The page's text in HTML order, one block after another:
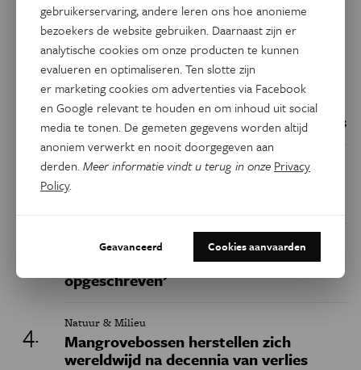
Keuze van de redactie
Geschiedenis
Belgische fossielen werpen nieuw licht
op het uitsterven van de neanderthalers
Natuurwetenschappen
In 2064 stort de wereldbevolking in,
voorspelt een nieuw wiskundig model
Gezondheid
‘Het Y-chromosoom is ten dode
opgeschreven’
Natuur & Milieu
Mangrovebossen herstellen zich
wereldwijd na decennia van verlies
gebruikerservaring, andere leren ons hoe anonieme
bezoekers de website gebruiken. Daarnaast zijn er
analytische cookies om onze producten te kunnen
evalueren en optimaliseren. Ten slotte zijn
er marketing cookies om advertenties via Facebook
en Google relevant te houden en om inhoud uit social
media te tonen. De gemeten gegevens worden altijd
anoniem verwerkt en nooit doorgegeven aan
derden.Meer informatie vindt u terug in onze Privacy
Policy.
Geavanceerd Cookies aanvaarden